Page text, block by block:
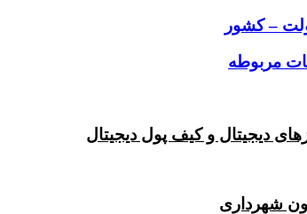
مربوطه
دیجیتال و کیف پول دیجیتال